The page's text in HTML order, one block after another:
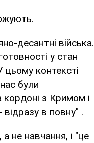
десантні війська.
у стан
цьому контексті
були
кордоні з Кримом і
в повну" .
не навчання, і "це